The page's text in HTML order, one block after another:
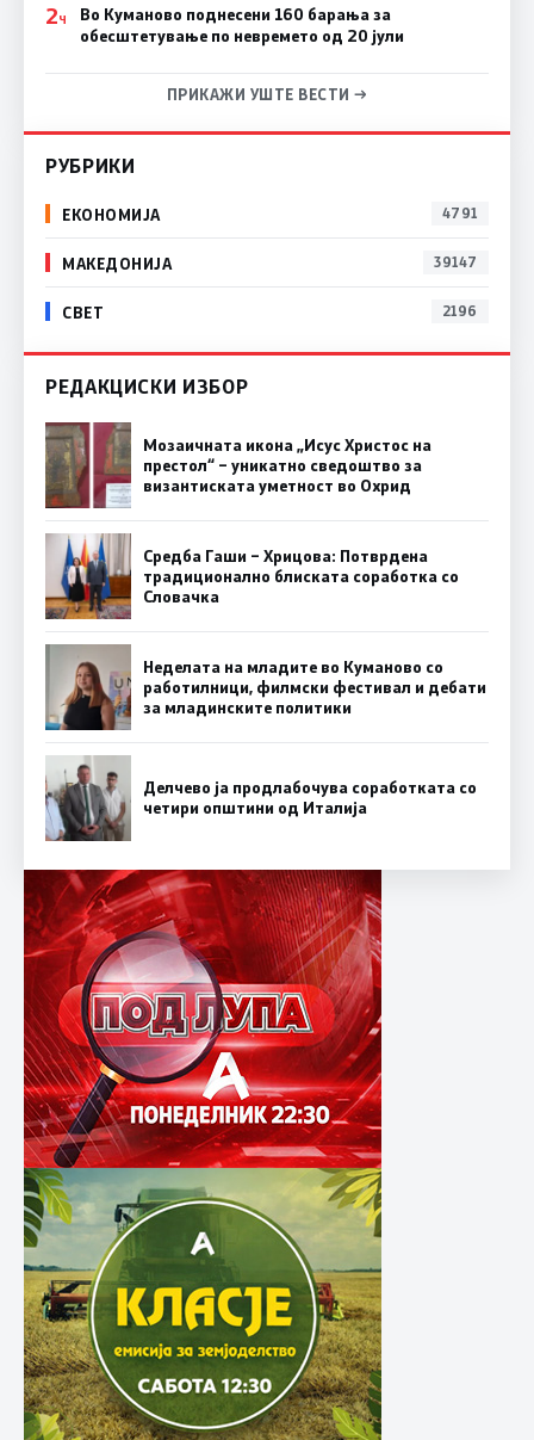
2Ч
Во Куманово поднесени 160 барања за
обесштетување по невремето од 20 јули
ПРИКАЖИ УШТЕ ВЕСТИ →
РУБРИКИ
ЕКОНОМИЈА 4791
МАКЕДОНИЈА 39147
СВЕТ 2196
РЕДАКЦИСКИ ИЗБОР
Мозаичната икона „Исус Христос на
престол“ – уникатно сведоштво за
византиската уметност во Охрид
Средба Гаши – Хрицова: Потврдена
традиционално блиската соработка со
Словачка
Неделата на младите во Куманово со
работилници, филмски фестивал и дебати
за младинските политики
Делчево ја продлабочува соработката со
четири општини од Италија